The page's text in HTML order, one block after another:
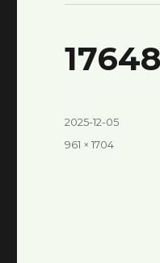
投
2025-12-05
フ
961 × 1704